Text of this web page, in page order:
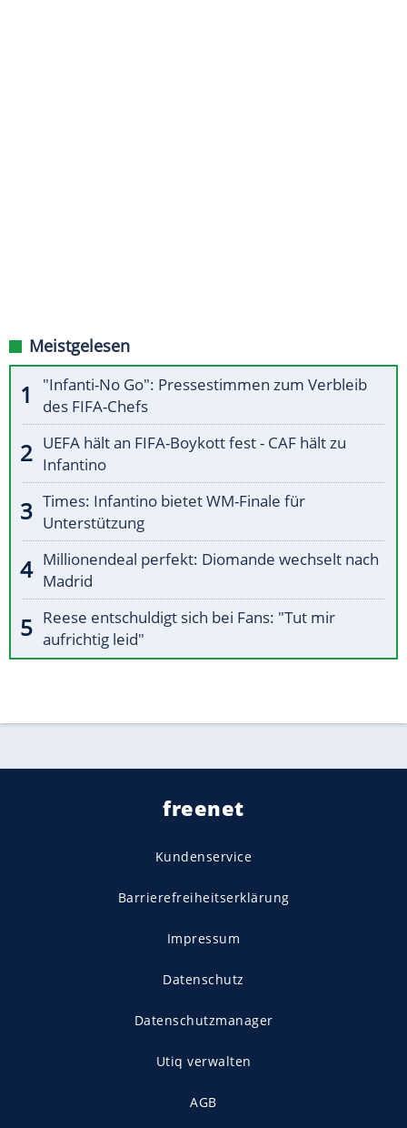
Meistgelesen
"Infanti-No Go": Pressestimmen zum Verbleib
des FIFA-Chefs
UEFA hält an FIFA-Boykott fest - CAF hält zu
Infantino
Times: Infantino bietet WM-Finale für
Unterstützung
Millionendeal perfekt: Diomande wechselt nach
Madrid
Reese entschuldigt sich bei Fans: "Tut mir
aufrichtig leid"
freenet
Kundenservice
Barrierefreiheitserklärung
Impressum
Datenschutz
Datenschutzmanager
Utiq verwalten
AGB